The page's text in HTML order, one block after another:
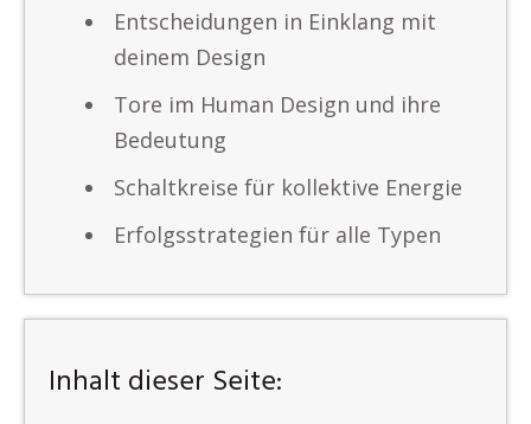
Entscheidungen in Einklang mit
deinem Design
Tore im Human Design und ihre
Bedeutung
Schaltkreise für kollektive Energie
Erfolgsstrategien für alle Typen
Inhalt dieser Seite: